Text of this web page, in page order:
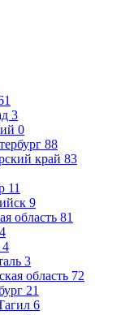
3
0
88
край 83
11
9
область 81
4
4
3
область 72
21
6